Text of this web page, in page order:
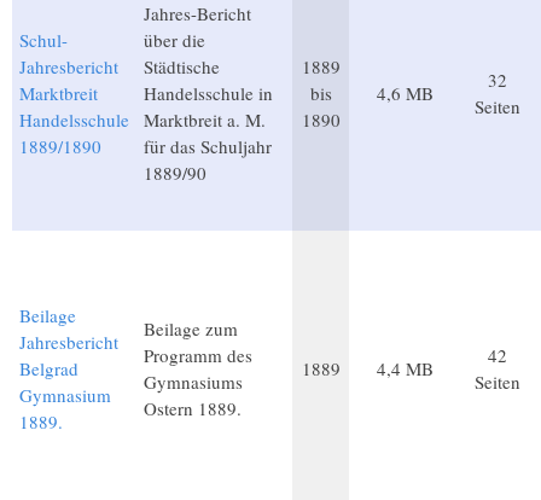
Schul-
Jahresbericht
Marktbreit
Handelsschule
1889/1890
Jahres-Bericht
über die
Städtische
Handelsschule in
Marktbreit a. M.
für das Schuljahr
1889/90
1889
bis
1890
4,6 MB
32
Seiten
Beilage
Jahresbericht
Belgrad
Gymnasium
1889.
Beilage zum
Programm des
Gymnasiums
Ostern 1889.
1889 4,4 MB
42
Seiten